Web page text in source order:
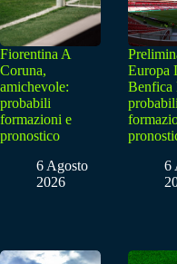
Fiorentina A
Coruna,
amichevole:
probabili
formazioni e
pronostico
6 Agosto
2026
Europa
Benfica
probabili
6